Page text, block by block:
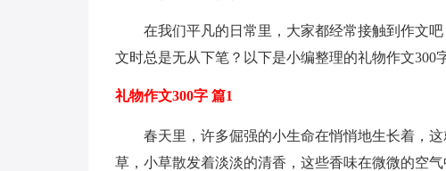
在我们平凡的日常里，大家都经常接触到作文
文时总是无从下笔？以下是小编整理的礼物作文300
礼物作文300字 篇1
春天里，许多倔强的小生命在悄悄地生长着，
草，小草散发着淡淡的清香，这些香味在微微的空